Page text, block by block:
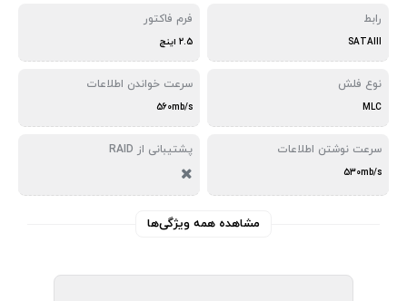
رابط
SATAIII
فرم فاکتور
2.5 اینچ
نوع فلش
MLC
سرعت خواندن اطلاعات
560mb/s
سرعت نوشتن اطلاعات
530mb/s
پشتیبانی از RAID
مشاهده همه ویژگی‌ها